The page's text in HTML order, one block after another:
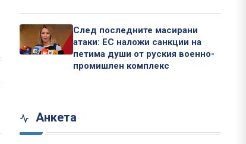
След последните масирани
атаки: ЕС наложи санкции на
петима души от руския военно-
промишлен комплекс
Анкета